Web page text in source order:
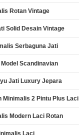
Rotan Vintage
Solid Desain Vintage
Serbaguna Jati
Scandinavian
Jati Luxury Jepara
Minimalis 2 Pintu Plus Laci
Modern Laci Rotan